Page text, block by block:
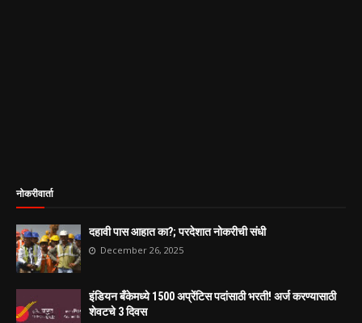
नोकरीवार्ता
दहावी पास आहात का?; परदेशात नोकरीची संधी
December 26, 2025
इंडियन बँकेमध्ये 1500 अप्रेंटिस पदांसाठी भरती! अर्ज करण्यासाठी
शेवटचे 3 दिवस